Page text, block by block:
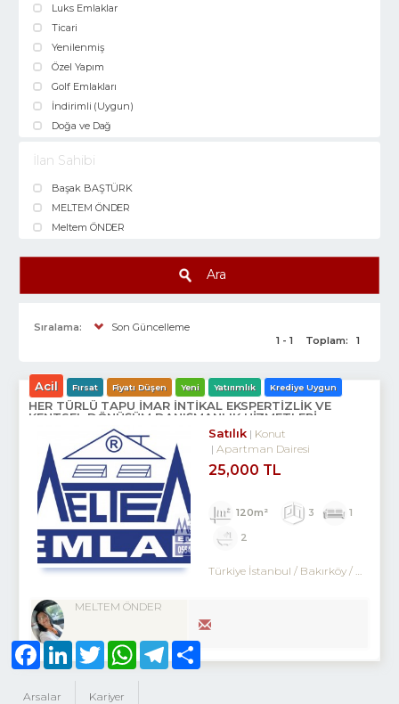
Luks Emlaklar
Ticari
Yenilenmiş
Özel Yapım
Golf Emlakları
İndirimli (Uygun)
Doğa ve Dağ
İlan Sahibi
Başak BAŞTÜRK
MELTEM ÖNDER
Meltem ÖNDER
Ara
Sıralama:
Son Güncelleme
1 - 1
Toplam: 1
Acil Fırsat Fiyatı Düşen Yeni Yatırımlık Krediye Uygun
HER TÜRLÜ TAPU İMAR İNTİKAL EKSPERTİZLİK VE
KENTSEL DÖNÜŞÜM DANIŞMANLIK HİZMETLERİ
Satılık
Konut
Apartman Dairesi
25,000 TL
120m² 3
1
2
Türkiye İstanbul / Bakırköy/ Kartaltepe
MELTEM ÖNDER
Arsalar Kariyer
FacebookLinkedInTwitter WhatsAppTelegram